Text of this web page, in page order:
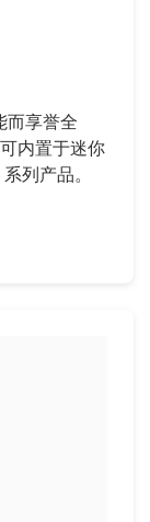
而享誉全
内置于迷你
列产品。